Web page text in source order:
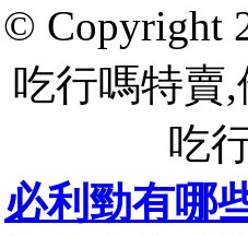
© Copyright
吃行嗎特賣
吃
必利勁有哪